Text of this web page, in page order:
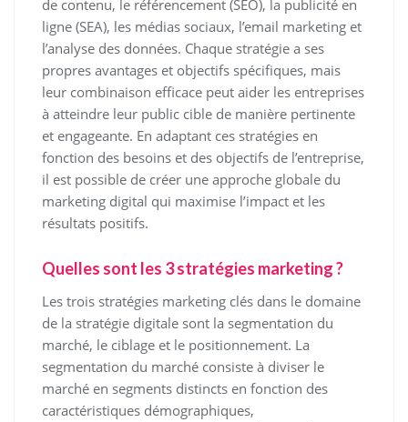
de contenu, le référencement (SEO), la publicité en
ligne (SEA), les médias sociaux, l’email marketing et
l’analyse des données. Chaque stratégie a ses
propres avantages et objectifs spécifiques, mais
leur combinaison efficace peut aider les entreprises
à atteindre leur public cible de manière pertinente
et engageante. En adaptant ces stratégies en
fonction des besoins et des objectifs de l’entreprise,
il est possible de créer une approche globale du
marketing digital qui maximise l’impact et les
résultats positifs.
Quelles sont les 3 stratégies marketing ?
Les trois stratégies marketing clés dans le domaine
de la stratégie digitale sont la segmentation du
marché, le ciblage et le positionnement. La
segmentation du marché consiste à diviser le
marché en segments distincts en fonction des
caractéristiques démographiques,